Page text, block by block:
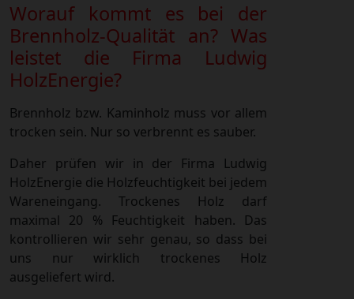
Worauf kommt es bei der
Brennholz-Qualität an? Was
leistet die Firma Ludwig
HolzEnergie?
Brennholz bzw. Kaminholz muss vor allem
trocken sein. Nur so verbrennt es sauber.
Daher prüfen wir in der Firma Ludwig
HolzEnergie die Holzfeuchtigkeit bei jedem
Wareneingang. Trockenes Holz darf
maximal 20 % Feuchtigkeit haben. Das
kontrollieren wir sehr genau, so dass bei
uns nur wirklich trockenes Holz
ausgeliefert wird.